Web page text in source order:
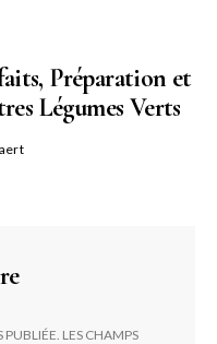
Préparation et
Légumes Verts
PUBLIÉE. LES CHAMPS